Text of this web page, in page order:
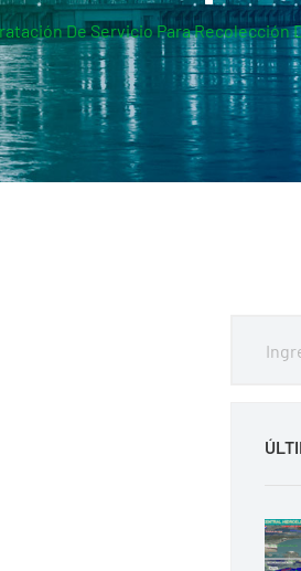
De Servicio Para Recolección